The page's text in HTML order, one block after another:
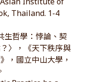
Thailand. 1-4
生哲學：悖論、契
〉，《天下秩序與
，國立中山大學，